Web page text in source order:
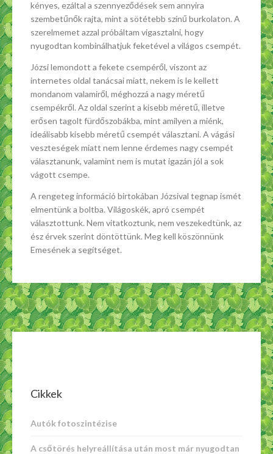
kényes, ezáltal a szennyeződések sem annyira
szembetűnők rajta, mint a sötétebb színű burkolaton. A
szerelmemet azzal próbáltam vigasztalni, hogy
nyugodtan kombinálhatjuk feketével a világos csempét.
Józsi lemondott a fekete csempéről, viszont az
internetes oldal tanácsai miatt, nekem is le kellett
mondanom valamiről, méghozzá a nagy méretű
csempékről. Az oldal szerint a kisebb méretű, illetve
erősen tagolt fürdőszobákba, mint amilyen a miénk,
ideálisabb kisebb méretű csempét választani. A vágási
veszteségek miatt nem lenne érdemes nagy csempét
választanunk, valamint nem is mutat igazán jól a sok
vágott csempe.
A rengeteg információ birtokában Józsival tegnap ismét
elmentünk a boltba. Világoskék, apró csempét
választottunk. Nem vitatkoztunk, nem veszekedtünk, az
ész érvek szerint döntöttünk. Meg kell köszönnünk
Emesének a segítséget.
Cikkek
Autók fotoszintézise
A csőtörés helyreállítása után most már nyugodtan